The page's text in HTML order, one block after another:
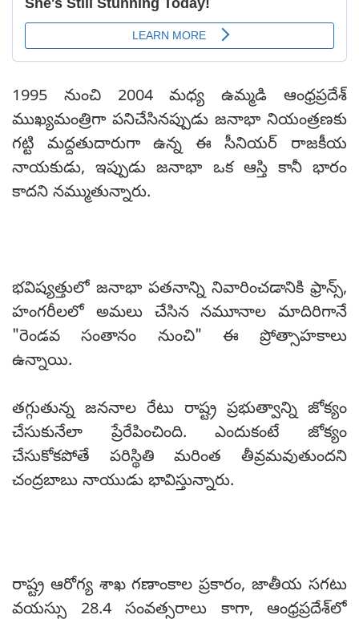
1995 నుంచి 2004 మధ్య ఉమ్మడి ఆంధ్రప్రదేశ్
ముఖ్యమంత్రిగా పనిచేసినప్పుడు జనాభా నియంత్రణకు
గట్టి మద్దతుదారుగా ఉన్న ఈ సీనియర్ రాజకీయ
నాయకుడు, ఇప్పుడు జనాభా ఒక ఆస్తి కానీ భారం
కాదని నమ్ముతున్నారు.
భవిష్యత్తులో జనాభా పతనాన్ని నివారించడానికి ఫ్రాన్స్,
హంగరీలలో అమలు చేసిన నమూనాల మాదిరిగానే
"రెండవ సంతానం నుంచి" ఈ ప్రోత్సాహకాలు
ఉన్నాయి.
తగ్గుతున్న జననాల రేటు రాష్ట్ర ప్రభుత్వాన్ని జోక్యం
చేసుకునేలా ప్రేరేపించింది. ఎందుకంటే జోక్యం
చేసుకోకపోతే పరిస్థితి మరింత తీవ్రమవుతుందని
చంద్రబాబు నాయుడు భావిస్తున్నారు.
రాష్ట్ర ఆరోగ్య శాఖ గణాంకాల ప్రకారం, జాతీయ సగటు
వయస్సు 28.4 సంవత్సరాలు కాగా, ఆంధ్రప్రదేశ్‌లో